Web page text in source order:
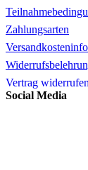
Zahlungsarten
Vertrag widerrufen
Social Media